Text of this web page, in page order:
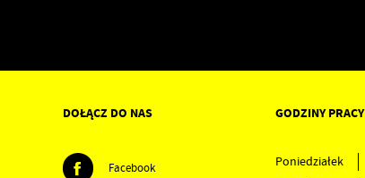
DOŁĄCZ DO NAS
Facebook
GODZINY
Poniedziałek